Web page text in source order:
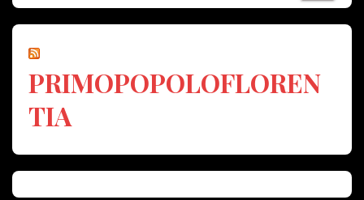
PRIMOPOPOLOFLOREN
TIA